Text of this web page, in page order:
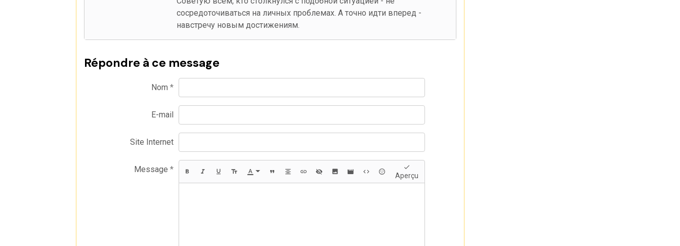
сосредоточиваться на личных проблемах. А точно идти вперед -
навстречу новым достижениям.
Répondre à ce message
Nom
E-mail
Site Internet
Message
Aperçu